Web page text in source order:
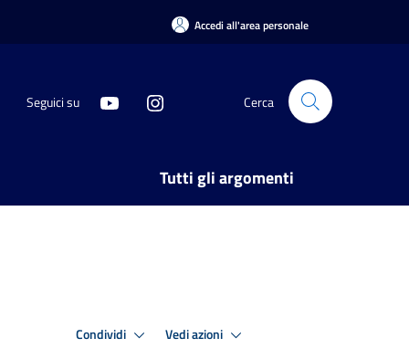
Accedi all'area personale
Seguici su Cerca
Tutti gli argomenti
Condividi Vedi azioni